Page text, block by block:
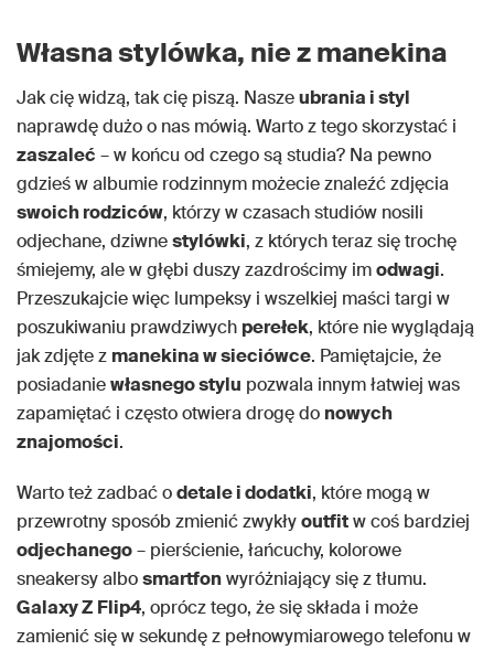
Własna stylówka, nie z manekina
Jak cię widzą, tak cię piszą. Naszeubrania i styl
naprawdę dużo o nas mówią. Warto z tego skorzystać i
zaszaleć – w końcu od czego są studia? Na pewno
gdzieś w albumie rodzinnym możecie znaleźć zdjęcia
swoich rodziców, którzy w czasach studiów nosili
odjechane, dziwnestylówki, z których teraz się trochę
śmiejemy, ale w głębi duszy zazdrościmy imodwagi.
Przeszukajcie więc lumpeksy i wszelkiej maści targi w
poszukiwaniu prawdziwych perełek, które nie wyglądają
jak zdjęte z manekina w sieciówce. Pamiętajcie, że
posiadaniewłasnego stylu pozwala innym łatwiej was
zapamiętać i często otwiera drogę do nowych
znajomości.
Warto też zadbać odetale i dodatki, które mogą w
przewrotny sposób zmienić zwykłyoutfitw coś bardziej
odjechanego– pierścienie, łańcuchy, kolorowe
sneakersy albosmartfonwyróżniający się z tłumu.
Galaxy Z Flip4, oprócz tego, że się składa i może
zamienić się w sekundę z pełnowymiarowego telefonu w